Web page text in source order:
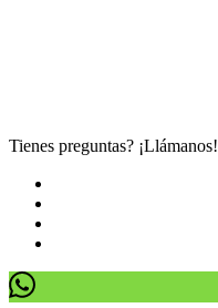
Tienes preguntas? ¡Llámanos!